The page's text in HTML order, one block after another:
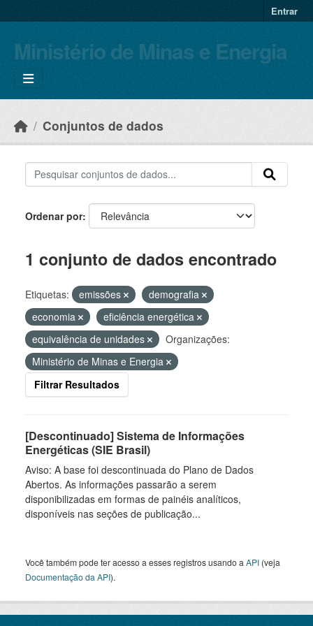
Entrar
Ministério de Minas e Energia
Conjuntos de dados
Ordenar por
1 conjunto de dados encontrado
Etiquetas: emissões
demografia
economia
eficiência energética
equivalência de unidades
Organizações:
Ministério de Minas e Energia
Filtrar Resultados
[Descontinuado] Sistema de Informações
Energéticas (SIE Brasil)
Aviso: A base foi descontinuada do Plano de Dados
Abertos. As informações passarão a serem
disponibilizadas em formas de painéis analíticos,
disponíveis nas seções de publicação...
Você também pode ter acesso a esses registros usando a API (veja
Documentação da API).